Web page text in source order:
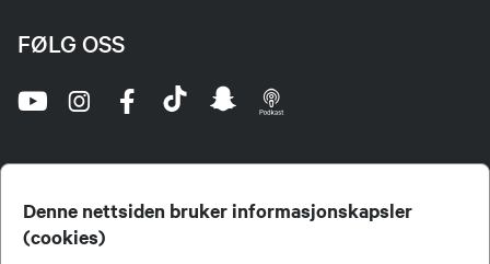
Denne nettsiden bruker informasjonskapsler
(cookies)
FØLG OSS